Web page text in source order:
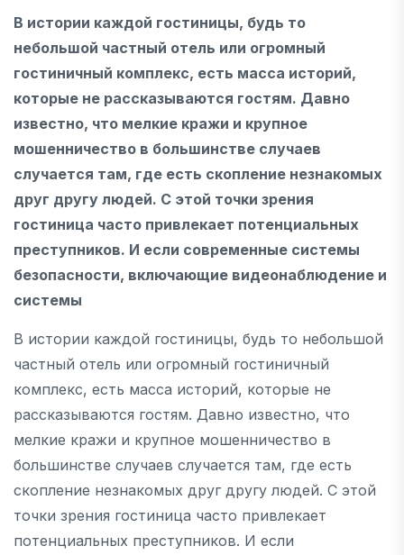
В истории каждой гостиницы, будь то
небольшой частный отель или огромный
гостиничный комплекс, есть масса историй,
которые не рассказываются гостям. Давно
известно, что мелкие кражи и крупное
мошенничество в большинстве случаев
случается там, где есть скопление незнакомых
друг другу людей. С этой точки зрения
гостиница часто привлекает потенциальных
преступников. И если современные системы
безопасности, включающие видеонаблюдение и
системы
В истории каждой гостиницы, будь то небольшой
частный отель или огромный гостиничный
комплекс, есть масса историй, которые не
рассказываются гостям. Давно известно, что
мелкие кражи и крупное мошенничество в
большинстве случаев случается там, где есть
скопление незнакомых друг другу людей. С этой
точки зрения гостиница часто привлекает
потенциальных преступников. И если